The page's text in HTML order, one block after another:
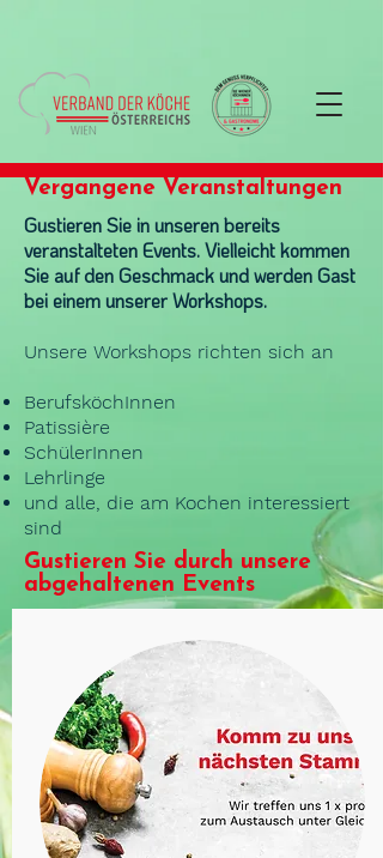
Vergangene Veranstaltungen
Gustieren Sie in unseren bereits
veranstalteten Events. Vielleicht kommen
Sie auf den Geschmack und werden Gast
bei einem unserer Workshops.
Unsere Workshops richten sich an
BerufsköchInnen
Patissière
SchülerInnen
Lehrlinge
und alle, die am Kochen interessiert
sind
Gustieren Sie durch unsere
abgehaltenen Events